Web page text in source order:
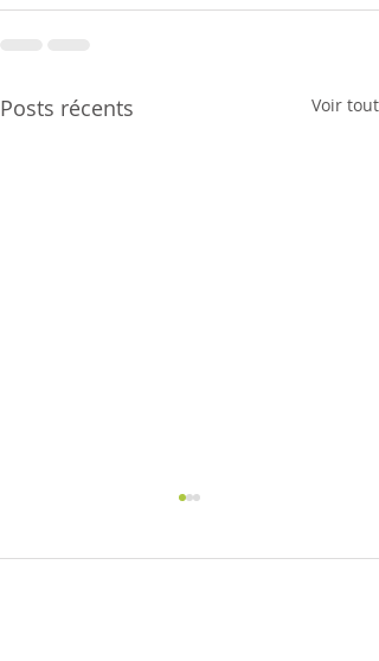
Posts récents Voir tout